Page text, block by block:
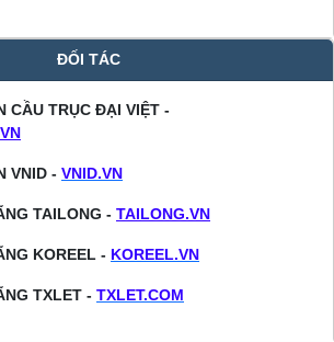
ĐỐI TÁC
CẦU TRỤC ĐẠI VIỆT -
VNID - VNID.VN
TAILONG - TAILONG.VN
KOREEL - KOREEL.VN
TXLET - TXLET.COM